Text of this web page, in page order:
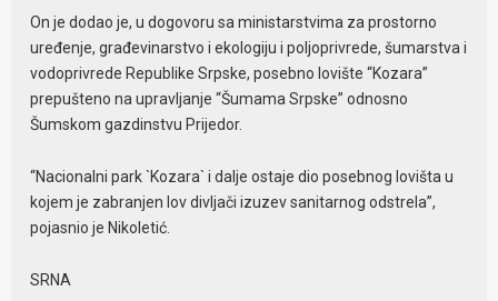
On je dodao je, u dogovoru sa ministarstvima za prostorno
uređenje, građevinarstvo i ekologiju i poljoprivrede, šumarstva i
vodoprivrede Republike Srpske, posebno lovište “Kozara”
prepušteno na upravljanje “Šumama Srpske” odnosno
Šumskom gazdinstvu Prijedor.
“Nacionalni park `Kozara` i dalje ostaje dio posebnog lovišta u
kojem je zabranjen lov divljači izuzev sanitarnog odstrela”,
pojasnio je Nikoletić.
SRNA